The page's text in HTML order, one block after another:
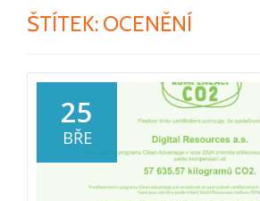
ŠTÍTEK: OCENĚNÍ
25
BŘE